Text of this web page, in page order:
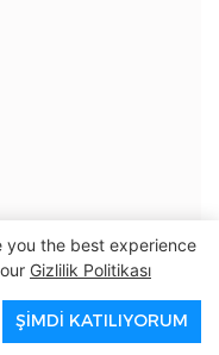
you the best experience
Gizlilik Politikası
ŞIMDI KATILIYORUM